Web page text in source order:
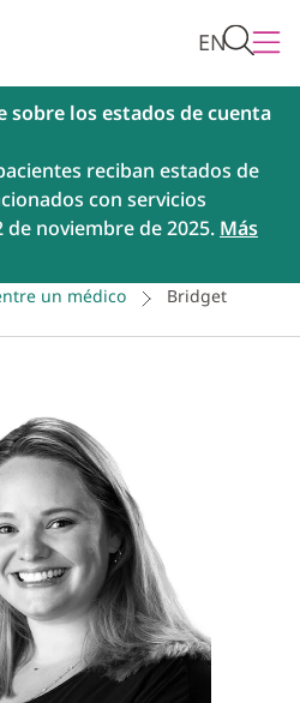
EN
los estados de cuenta
reciban estados de
con servicios
noviembre de 2025. Más
un médico
Bridget